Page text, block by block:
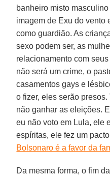
banheiro misto
imagem de Exu do vento
como guardião. As
sexo podem ser, as
relacionamento com
não será um crime, o
casamentos gays e
o fizer, eles serão
não ganhar as eleições.
eu não voto em Lula, ele
espíritas, ele fez um
Bolsonaro é a favor da
Da mesma forma, o fim